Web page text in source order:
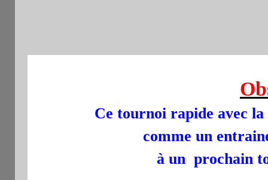
Ce tournoi rapide avec la
comme un
à un prochain